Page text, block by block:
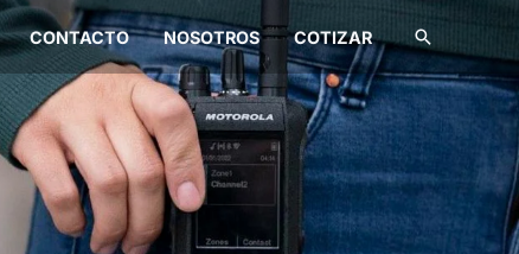
CONTACTO NOSOTROS COTIZAR Buscar